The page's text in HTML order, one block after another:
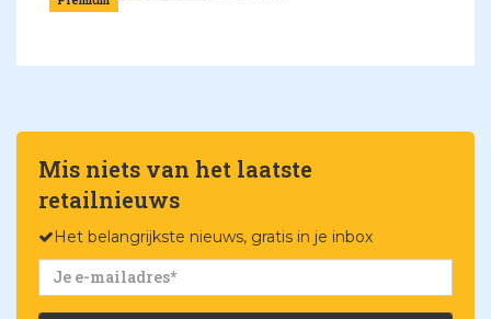
Mis niets van het laatste
retailnieuws
Het belangrijkste nieuws, gratis in je inbox